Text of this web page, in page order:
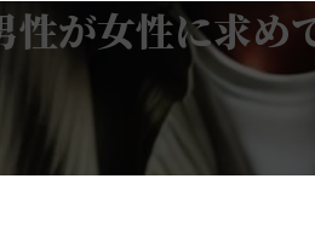
が女性に求め